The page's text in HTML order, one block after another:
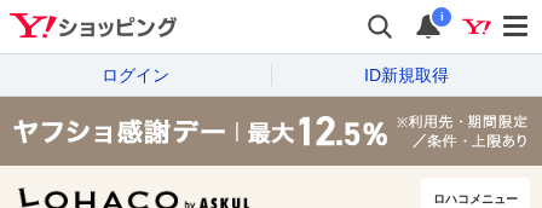
i
ログイン ID新規取得
ロハコメニュー